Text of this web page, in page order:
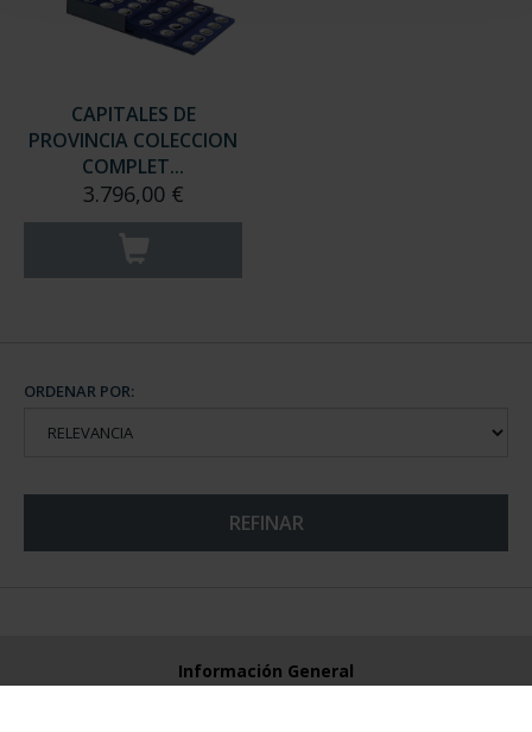
CAPITALES DE
PROVINCIA COLECCION
COMPLET...
3.796,00 €
ORDENAR POR:
REFINAR
Información General